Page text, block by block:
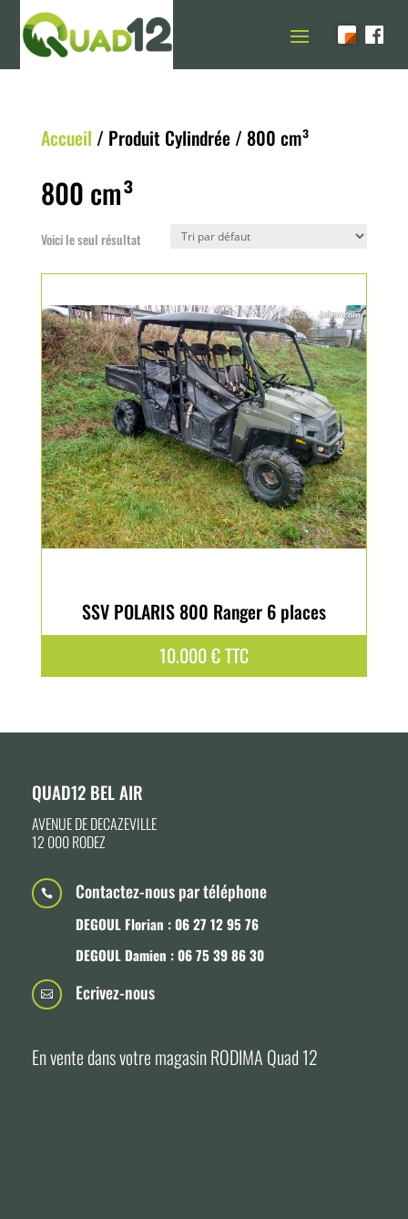
Accueil / Produit Cylindrée / 800 cm³
800 cm³
Voici le seul résultat
SSV POLARIS 800 Ranger 6 places
10.000€TTC
QUAD12 BEL AIR
AVENUE DE DECAZEVILLE
12 000 RODEZ
 Contactez-nous par téléphone
DEGOUL Florian : 06 27 12 95 76
DEGOUL Damien : 06 75 39 86 30
 Ecrivez-nous
En vente dans votre magasin RODIMA Quad 12